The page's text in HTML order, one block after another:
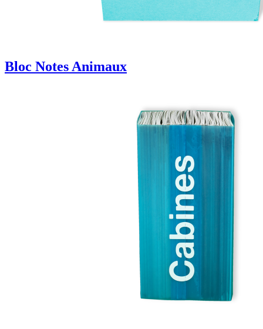
Bloc Notes Animaux